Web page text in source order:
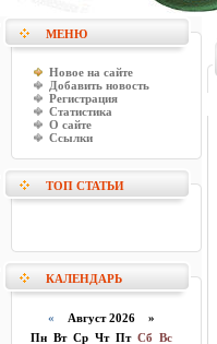
МЕНЮ
Новое на сайте
Добавить новость
Регистрация
Статистика
О сайте
Ссылки
ТОП СТАТЬИ
КАЛЕНДАРЬ
« Август 2026 »
Пн Вт Ср Чт Пт Сб Вс